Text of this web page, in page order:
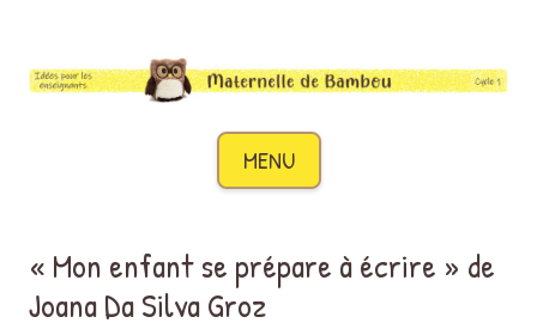
MENU
Aller au contenu
« Mon enfant se prépare à écrire » de
Joana Da Silva Groz